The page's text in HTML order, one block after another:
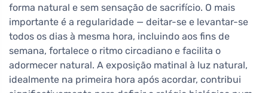
forma natural e sem sensação de sacrifício. O mais
importante é a regularidade — deitar-se e levantar-se
todos os dias à mesma hora, incluindo aos fins de
semana, fortalece o ritmo circadiano e facilita o
adormecer natural. A exposição matinal à luz natural,
idealmente na primeira hora após acordar, contribui